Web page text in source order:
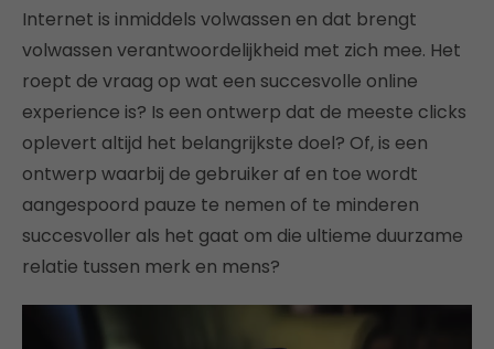
Internet is inmiddels volwassen en dat brengt
volwassen verantwoordelijkheid met zich mee. Het
roept de vraag op wat een succesvolle online
experience is? Is een ontwerp dat de meeste clicks
oplevert altijd het belangrijkste doel? Of, is een
ontwerp waarbij de gebruiker af en toe wordt
aangespoord pauze te nemen of te minderen
succesvoller als het gaat om die ultieme duurzame
relatie tussen merk en mens?